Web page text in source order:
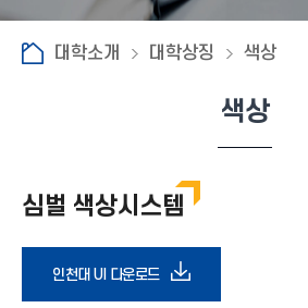
대학소개 대학상징 색상
색상
심벌 색상시스템
인천대 UI 다운로드다